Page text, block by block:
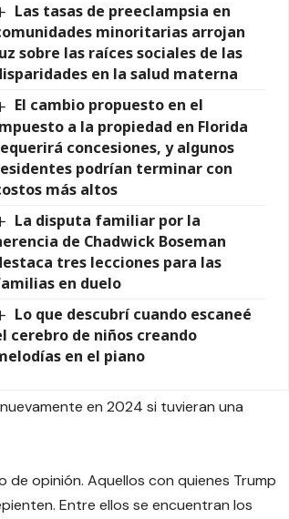
Las tasas de preeclampsia en
minoritarias arrojan
sobre las raíces sociales de las
en la salud materna
El cambio propuesto en el
a la propiedad en Florida
concesiones, y algunos
podrían terminar con
más altos
La disputa familiar por la
de Chadwick Boseman
tres lecciones para las
en duelo
Lo que descubrí cuando escaneé
cerebro de niños creando
en el piano
en 2024 si tuvieran una
opinión. Aquellos con quienes Trump
Entre ellos se encuentran los